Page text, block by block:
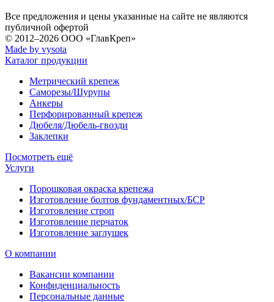
Все предложения и цены указанные на сайте не являются
публичной офертой
© 2012–2026 ООО «ГлавКреп»
Made by vysota
Каталог продукции
Метрический крепеж
Саморезы/Шурупы
Анкеры
Перфорированный крепеж
Дюбеля/Дюбель-гвозди
Заклепки
Посмотреть ещё
Услуги
Порошковая окраска крепежа
Изготовление болтов фундаментных/БСР
Изготовление строп
Изготовление перчаток
Изготовление заглушек
О компании
Вакансии компании
Конфиденциальность
Персональные данные